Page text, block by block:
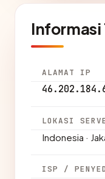
Informasi
ALAMAT IP
LOKASI
Indonesia ·
ISP /